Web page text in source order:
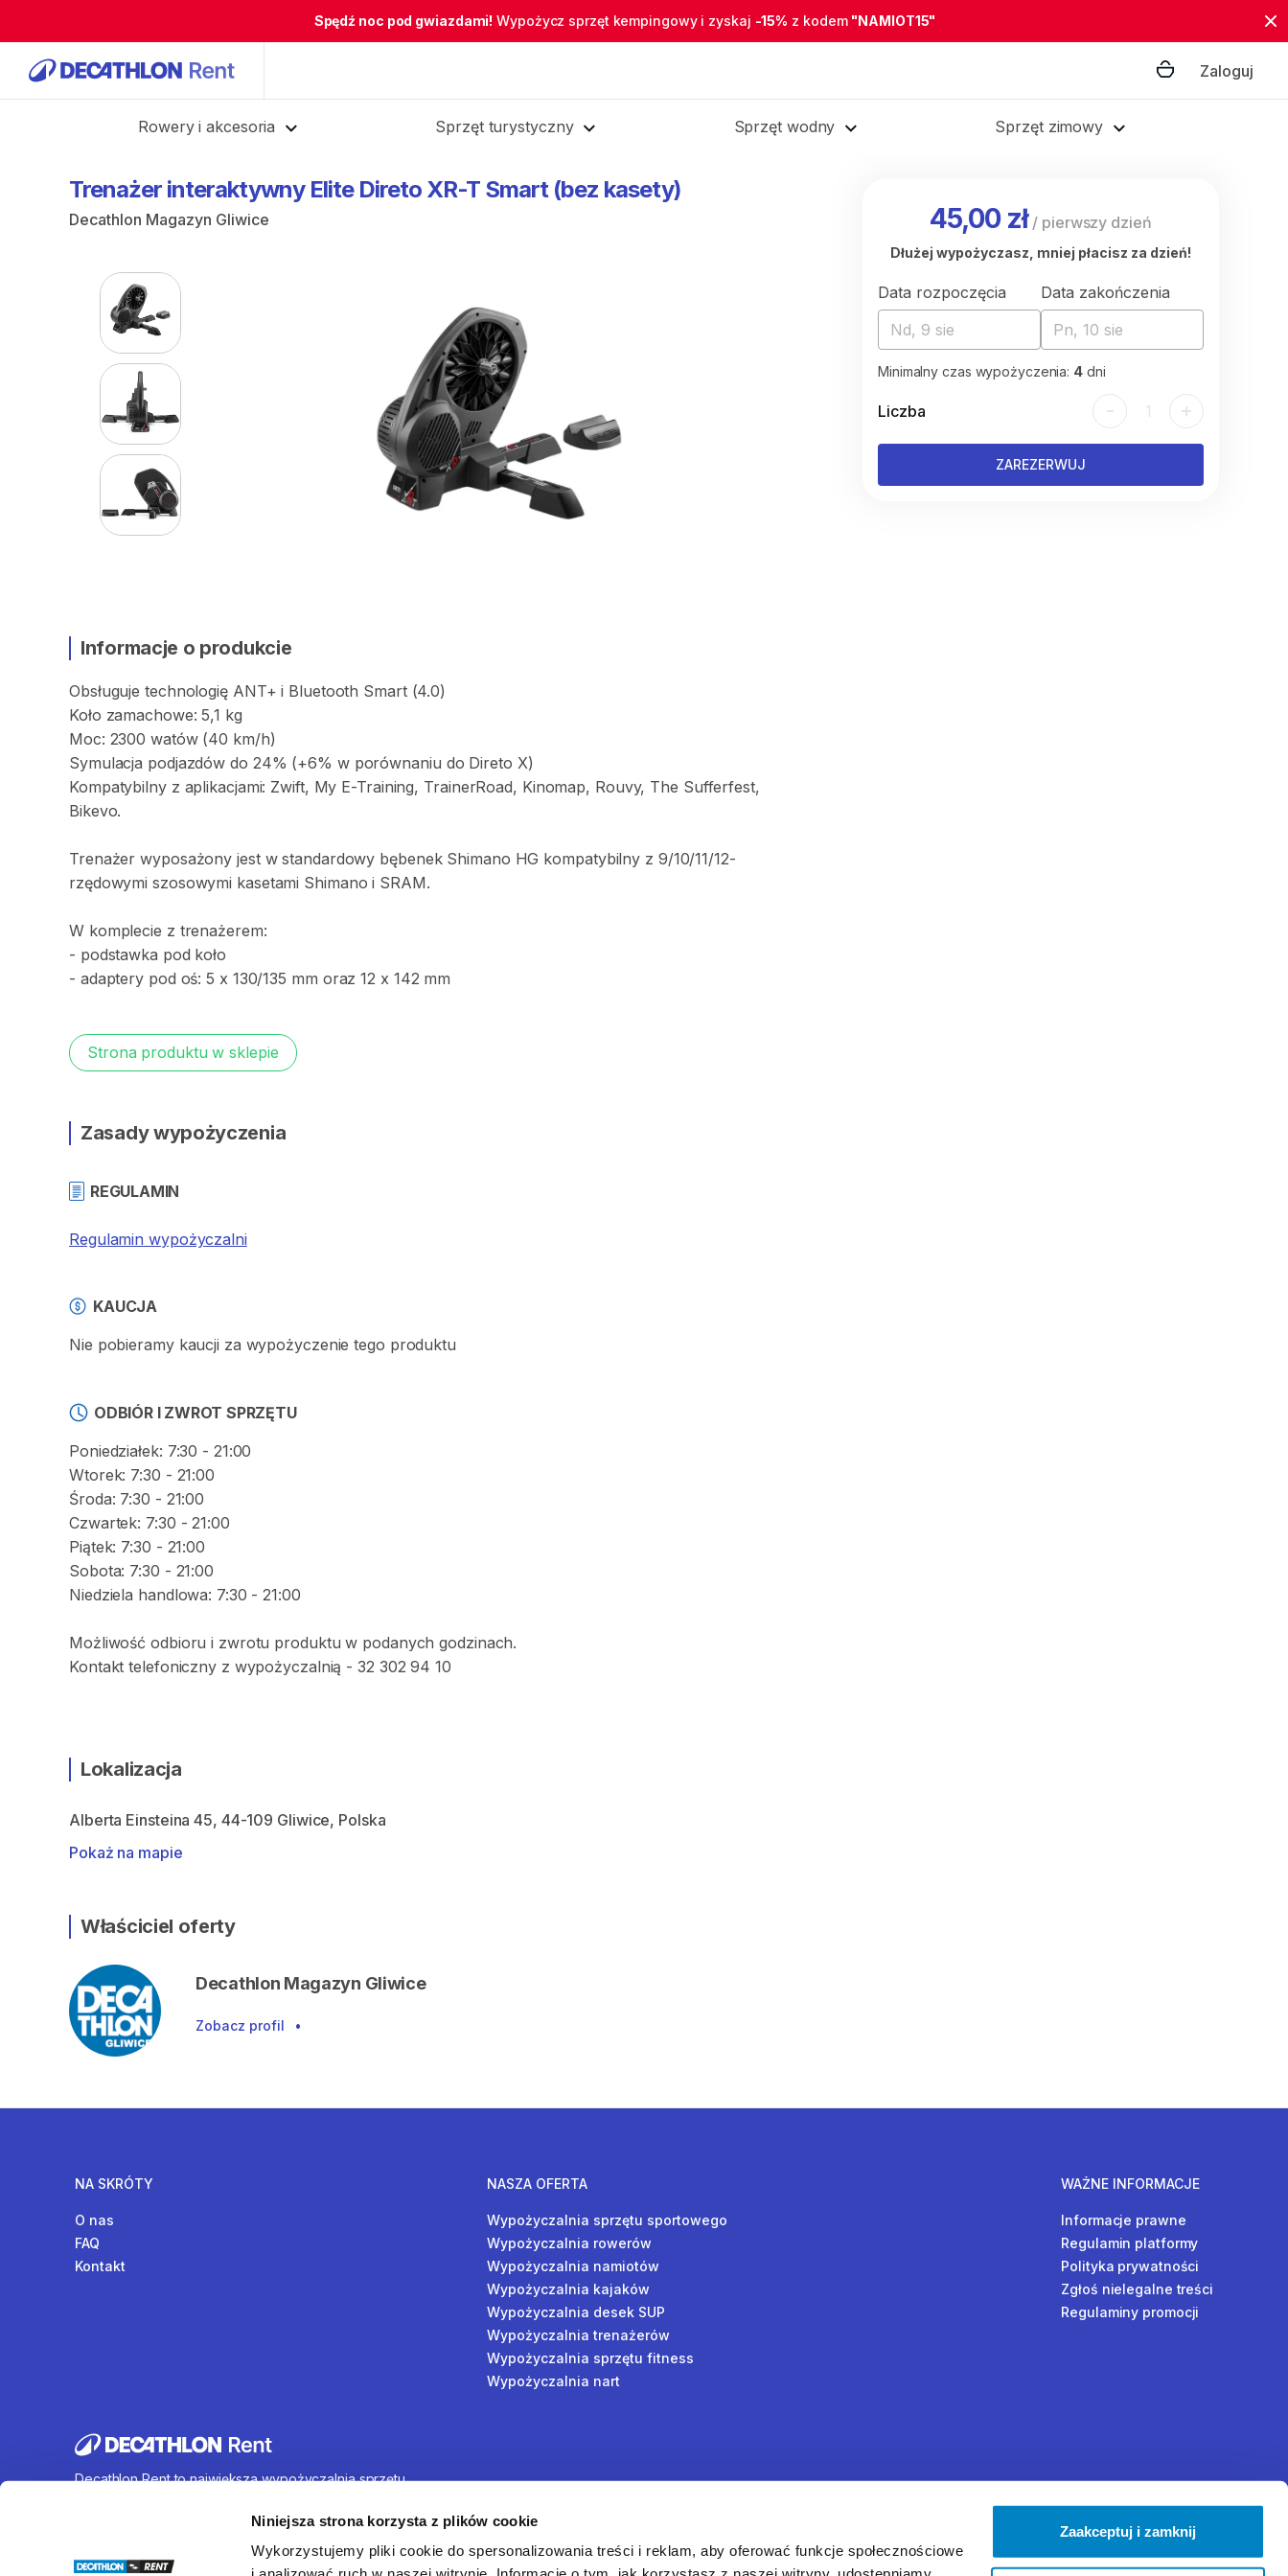
Niniejsza strona korzysta z plików cookie
Wykorzystujemy pliki cookie do spersonalizowania treści i reklam, aby oferować funkcje społecznościowe
Zaakceptuj i zamknij
Spędź noc pod gwiazdami! Wypożycz sprzęt kempingowy i zyskaj -15% z kodem "NAMIOT15"
Zaloguj
Rowery i akcesoria Sprzęt turystyczny Sprzęt wodny Sprzęt zimowy
Trenażer interaktywny Elite Direto XR-T Smart (bez kasety)
Decathlon Magazyn Gliwice
Informacje o produkcie
Obsługuje technologię ANT+ i Bluetooth Smart (4.0)
Koło zamachowe: 5​,​1 kg
Moc: 2300 watów (40 km​/​h)
Symulacja podjazdów do 24% (+6% w porównaniu do Direto X)
Kompatybilny z aplikacjami: Zwift​,​ My E-Training​,​ TrainerRoad​,​ Kinomap​,​ Rouvy​,​ The Sufferfest​,​
Bikevo.
Trenażer wyposażony jest w standardowy bębenek Shimano HG kompatybilny z 9​/​10​/​11​/​12-
rzędowymi szosowymi kasetami Shimano i SRAM.
W komplecie z trenażerem:
- podstawka pod koło
- adaptery pod oś: 5 x 130​/​135 mm oraz 12 x 142 mm
Strona produktu w sklepie
Zasady wypożyczenia
REGULAMIN
Regulamin wypożyczalni
KAUCJA
Nie pobieramy kaucji za wypożyczenie tego produktu
ODBIÓR I ZWROT SPRZĘTU
Poniedziałek: 7:30 - 21:00
Wtorek: 7:30 - 21:00
Środa: 7:30 - 21:00
Czwartek: 7:30 - 21:00
Piątek: 7:30 - 21:00
Sobota: 7:30 - 21:00
Niedziela handlowa: 7:30 - 21:00
Możliwość odbioru i zwrotu produktu w podanych godzinach.
Kontakt telefoniczny z wypożyczalnią - 32 302 94 10
Lokalizacja
Alberta Einsteina 45, 44-109 Gliwice, Polska
Pokaż na mapie
Właściciel oferty
Decathlon Magazyn Gliwice
Zobacz profil •
45,00 zł/ pierwszy dzień
Dłużej wypożyczasz, mniej płacisz za dzień!
Data rozpoczęcia
Nd, 9 sie
Data zakończenia
Pn, 10 sie
Minimalny czas wypożyczenia: 4 dni
Liczba - 1 +
ZAREZERWUJ
NA SKRÓTY
O nas
FAQ
Kontakt
NASZA OFERTA
Wypożyczalnia sprzętu sportowego
Wypożyczalnia rowerów
Wypożyczalnia namiotów
Wypożyczalnia kajaków
Wypożyczalnia desek SUP
Wypożyczalnia trenażerów
Wypożyczalnia sprzętu fitness
Wypożyczalnia nart
WAŻNE INFORMACJE
Informacje prawne
Regulamin platformy
Polityka prywatności
Zgłoś nielegalne treści
Regulaminy promocji
Decathlon Rent to największa wypożyczalnia sprzętu
wynajem rowerów, sprzętu turystycznego, sprzętu do